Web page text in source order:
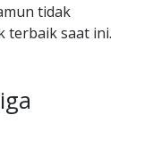
tidak
terbaik saat ini.